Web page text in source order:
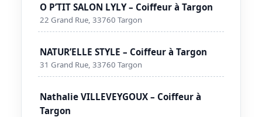
O P’TIT SALON LYLY – Coiffeur à Targon
22 Grand Rue, 33760 Targon
NATUR’ELLE STYLE – Coiffeur à Targon
31 Grand Rue, 33760 Targon
Nathalie VILLEVEYGOUX – Coiffeur à
Targon